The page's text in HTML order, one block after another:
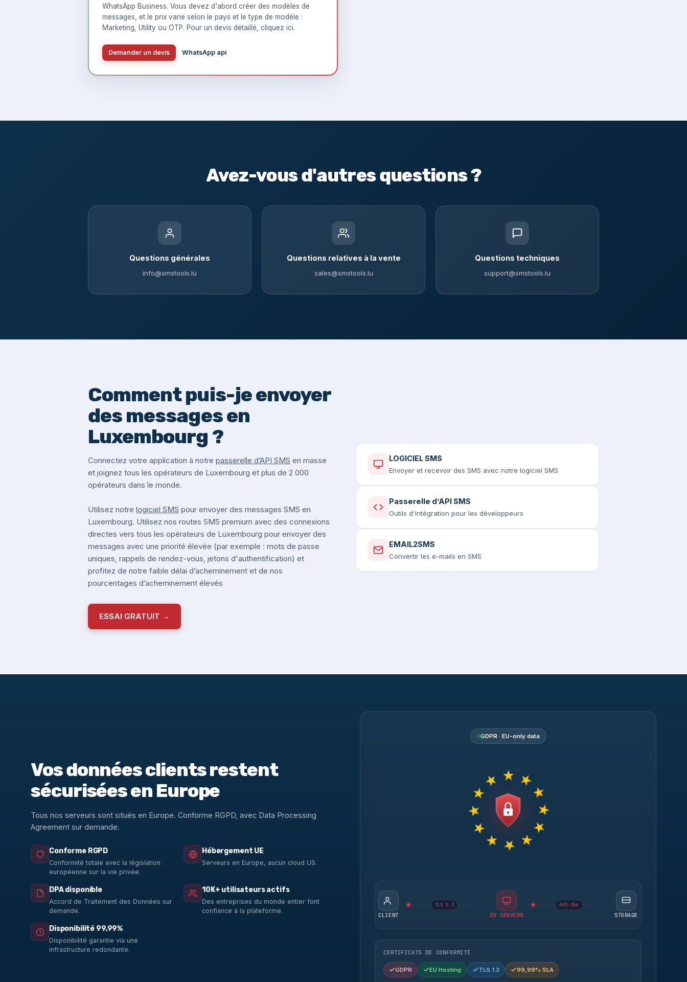
WhatsApp Business. Vous devez d'abord créer des modèles de
messages, et le prix varie selon le pays et le type de modèle :
Marketing, Utility ou OTP. Pour un devis détaillé, cliquez ici.
Demander un devis WhatsApp api
Avez-vous d'autres questions ?
Questions générales
info@smstools.lu
Questions relatives à la vente
sales@smstools.lu
Questions techniques
support@smstools.lu
Comment puis-je envoyer
des messages en
Luxembourg ?
Connectez votre application à notre passerelle d’API SMS en masse
et joignez tous les opérateurs de Luxembourg et plus de 2 000
opérateurs dans le monde.
Utilisez notre logiciel SMS pour envoyer des messages SMS en
Luxembourg. Utilisez nos routes SMS premium avec des connexions
directes vers tous les opérateurs de Luxembourg pour envoyer des
messages avec une priorité élevée (par exemple : mots de passe
uniques, rappels de rendez-vous, jetons d'authentification) et
profitez de notre faible délai d’acheminement et de nos
pourcentages d’acheminement élevés
ESSAI GRATUIT →
LOGICIEL SMS
Envoyer et recevoir des SMS avec notre logiciel SMS
Passerelle d’API SMS
Outils d'intégration pour les développeurs
EMAIL2SMS
Convertir les e-mails en SMS
Vos données clients restent
sécurisées en Europe
Tous nos serveurs sont situés en Europe. Conforme RGPD, avec Data Processing
Agreement sur demande.
Conforme RGPD
Conformité totale avec la législation
européenne sur la vie privée.
Hébergement UE
Serveurs en Europe, aucun cloud US.
DPA disponible
Accord de Traitement des Données sur
demande.
10K+ utilisateurs actifs
Des entreprises du monde entier font
confiance à la plateforme.
Disponibilité 99,99%
Disponibilité garantie via une
infrastructure redondante.
GDPR · EU-only data
CLIENT
TLS 1.3
EU SERVERS
AES-256
STORAGE
CERTIFICATS DE CONFORMITÉ
GDPR EU Hosting TLS 1.3 99,99% SLA